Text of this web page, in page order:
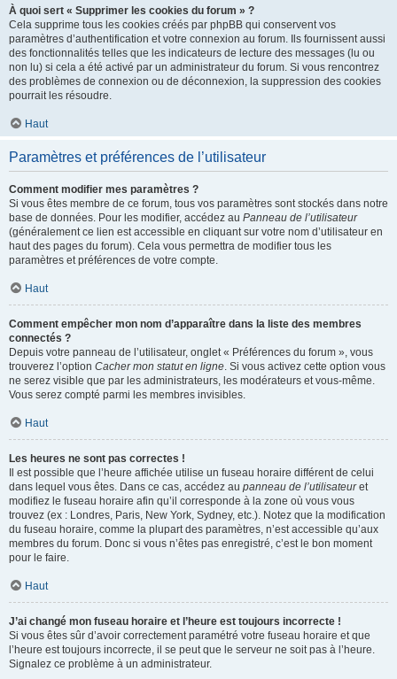
À quoi sert « Supprimer les cookies du forum » ?
Cela supprime tous les cookies créés par phpBB qui conservent vos
paramètres d’authentification et votre connexion au forum. Ils fournissent aussi
des fonctionnalités telles que les indicateurs de lecture des messages (lu ou
non lu) si cela a été activé par un administrateur du forum. Si vous rencontrez
des problèmes de connexion ou de déconnexion, la suppression des cookies
pourrait les résoudre.
Haut
Paramètres et préférences de l’utilisateur
Comment modifier mes paramètres ?
Si vous êtes membre de ce forum, tous vos paramètres sont stockés dans notre
base de données. Pour les modifier, accédez au Panneau de l’utilisateur
(généralement ce lien est accessible en cliquant sur votre nom d’utilisateur en
haut des pages du forum). Cela vous permettra de modifier tous les
paramètres et préférences de votre compte.
Haut
Comment empêcher mon nom d’apparaître dans la liste des membres
connectés ?
Depuis votre panneau de l’utilisateur, onglet « Préférences du forum », vous
trouverez l’option Cacher mon statut en ligne. Si vous activez cette option vous
ne serez visible que par les administrateurs, les modérateurs et vous-même.
Vous serez compté parmi les membres invisibles.
Haut
Les heures ne sont pas correctes !
Il est possible que l’heure affichée utilise un fuseau horaire différent de celui
dans lequel vous êtes. Dans ce cas, accédez au panneau de l’utilisateuret
modifiez le fuseau horaire afin qu’il corresponde à la zone où vous vous
trouvez (ex : Londres, Paris, New York, Sydney, etc.). Notez que la modification
du fuseau horaire, comme la plupart des paramètres, n’est accessible qu’aux
membres du forum. Donc si vous n’êtes pas enregistré, c’est le bon moment
pour le faire.
Haut
J’ai changé mon fuseau horaire et l’heure est toujours incorrecte !
Si vous êtes sûr d’avoir correctement paramétré votre fuseau horaire et que
l’heure est toujours incorrecte, il se peut que le serveur ne soit pas à l’heure.
Signalez ce problème à un administrateur.